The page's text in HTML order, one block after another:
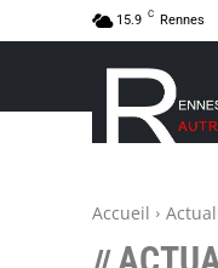
15.9 C Rennes
Accueil